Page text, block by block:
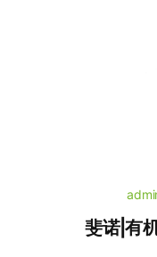
斐诺|有